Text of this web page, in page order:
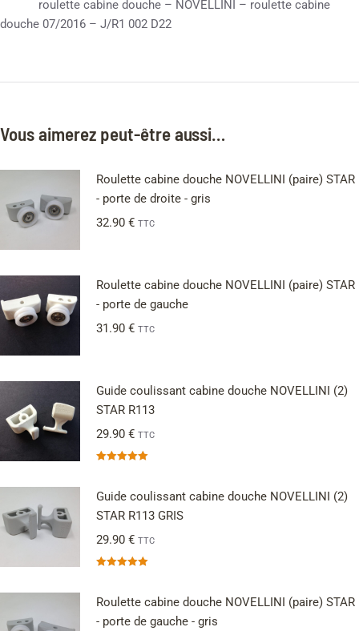
roulette cabine douche – NOVELLINI – roulette cabine
douche 07/2016 – J/R1 002 D22
Vous aimerez peut-être aussi…
Roulette cabine douche NOVELLINI (paire) STAR
- porte de droite - gris
32.90 € TTC
Roulette cabine douche NOVELLINI (paire) STAR
- porte de gauche
31.90 € TTC
Guide coulissant cabine douche NOVELLINI (2)
STAR R113
29.90 € TTC
Guide coulissant cabine douche NOVELLINI (2)
STAR R113 GRIS
29.90 € TTC
Roulette cabine douche NOVELLINI (paire) STAR
- porte de gauche - gris